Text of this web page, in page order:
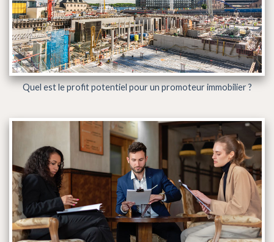
Quel est le profit potentiel pour un promoteur immobilier ?